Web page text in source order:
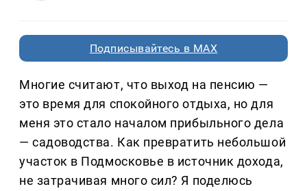
Подписывайтесь в MAX
Многие считают, что выход на пенсию —
это время для спокойного отдыха, но для
меня это стало началом прибыльного дела
— садоводства. Как превратить небольшой
участок в Подмосковье в источник дохода,
не затрачивая много сил? Я поделюсь